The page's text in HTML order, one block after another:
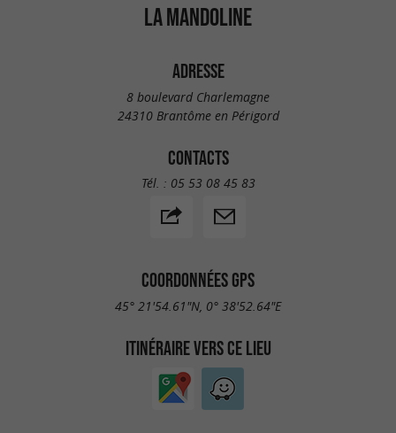
LA MANDOLINE
ADRESSE
8 boulevard Charlemagne
24310 Brantôme en Périgord
CONTACTS
Tél. : 05 53 08 45 83
COORDONNÉES GPS
45° 21'54.61"N, 0° 38'52.64"E
ITINÉRAIRE VERS CE LIEU